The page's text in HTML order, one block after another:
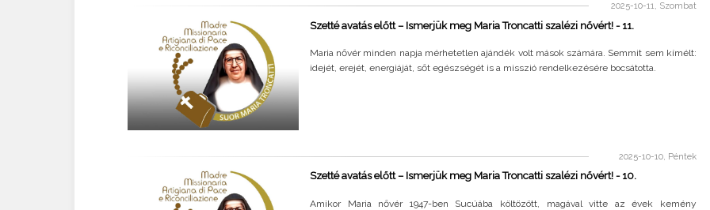
2025-10-11, Szombat
Szetté avatás előtt – Ismerjük meg Maria Troncatti szalézi nővért! - 11.
Maria nővér minden napja mérhetetlen ajándék volt mások számára. Semmit sem kímélt:
idejét, erejét, energiáját, sőt egészségét is a misszió rendelkezésére bocsátotta.
2025-10-10, Péntek
Szetté avatás előtt – Ismerjük meg Maria Troncatti szalézi nővért! - 10.
Amikor Maria nővér 1947-ben Sucúába költözött, magával vitte az évek kemény